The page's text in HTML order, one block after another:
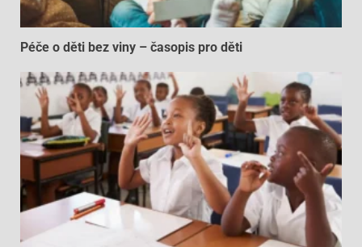
Péče o děti bez viny – časopis pro děti